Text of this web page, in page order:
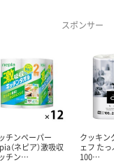
スポンサー
チンペーパー
（ネピア）激吸収
チン…
クッキン
ェフ た
100…